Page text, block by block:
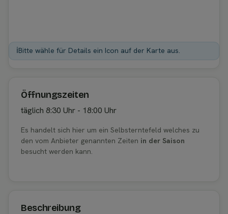
ℹ️Bitte wähle für Details ein Icon auf der Karte aus.
Öffnungszeiten
täglich 8:30 Uhr - 18:00 Uhr
Es handelt sich hier um ein Selbsterntefeld welches zu
den vom Anbieter genannten Zeiten in der Saison
besucht werden kann.
Beschreibung